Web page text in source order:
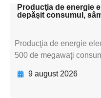
Producţia de energie
depăşit consumul,
Producţia de energie
500 de megawaţi
9 august 2026